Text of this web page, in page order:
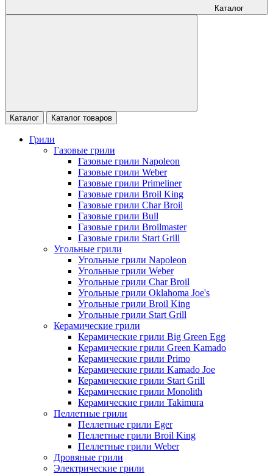
Каталог
Каталог Каталог товаров
Грили
Газовые грили
Газовые грили Napoleon
Газовые грили Weber
Газовые грили Primeliner
Газовые грили Broil King
Газовые грили Char Broil
Газовые грили Bull
Газовые грили Broilmaster
Газовые грили Start Grill
Угольные грили
Угольные грили Napoleon
Угольные грили Weber
Угольные грили Char Broil
Угольные грили Oklahoma Joe's
Угольные грили Broil King
Угольные грили Start Grill
Керамические грили
Керамические грили Big Green Egg
Керамические грили Green Kamado
Керамические грили Primo
Керамические грили Kamado Joe
Керамические грили Start Grill
Керамические грили Monolith
Керамические грили Takimura
Пеллетные грили
Пеллетные грили Eger
Пеллетные грили Broil King
Пеллетные грили Weber
Дровяные грили
Электрические грили